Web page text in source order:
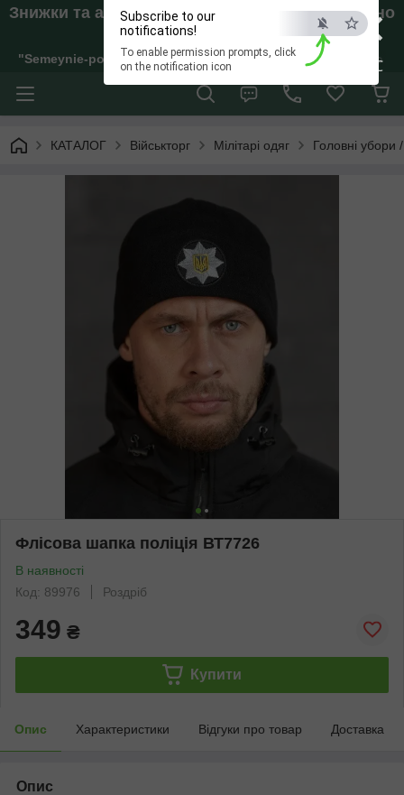
×
ESC
Subscribe to our
notifications!
To enable permission prompts, click
on the notification icon
Знижки та акції. Відправки тільки якщо внесено
Аванс!
"Semeynie-pokupki" Інтернет-магазин жіночого, дитячого та
КАТАЛОГ Військторг Мілітарі одяг Головні
Флісова шапка поліція ВТ7726
В наявності
Код: 89976
Роздріб
349 ₴
Купити
Опис Характеристики Відгуки про товар Доставка
Опис